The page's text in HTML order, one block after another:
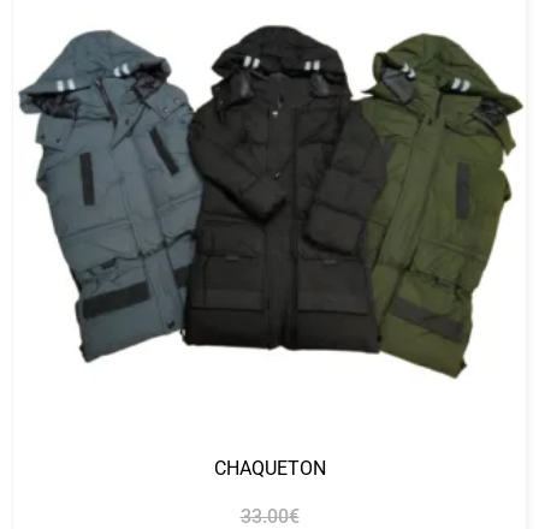
CHAQUETON
33.00€